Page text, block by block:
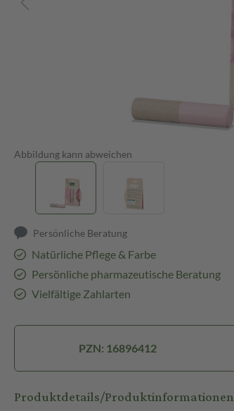
Abbildung kann abweichen
Persönliche Beratung
Natürliche Pflege & Farbe
Persönliche pharmazeutische Beratung
Vielfältige Zahlarten
PZN: 16896412
Produktdetails/Produktinformationen